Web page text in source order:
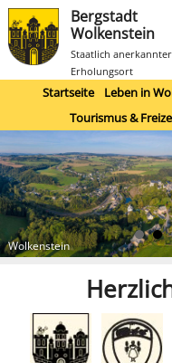
Bergstadt
Wolkenstein
Staatlich anerkannter
Erholungsort
Startseite Leben in
Tourismus &
Wolkenstein